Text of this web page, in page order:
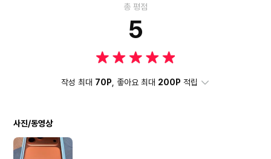
총 평점
5
작성 최대 70P , 좋아요 최대 200P 적립
사진/동영상